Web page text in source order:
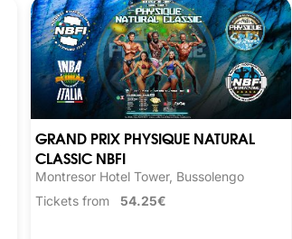
GRAND PRIX PHYSIQUE NATURAL
CLASSIC NBFI
Montresor Hotel Tower, Bussolengo
Tickets from 54.25€